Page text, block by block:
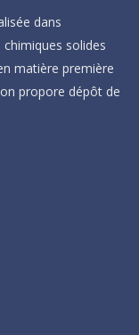
dans
solides
matière première
propore dépôt de